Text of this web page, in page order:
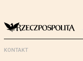
KONTAKT